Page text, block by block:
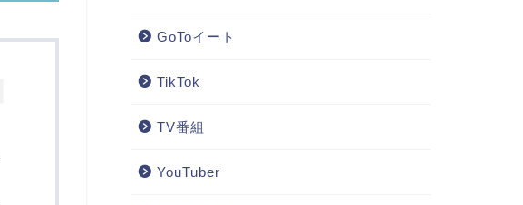
GoToイート
TikTok
TV番組
YouTuber